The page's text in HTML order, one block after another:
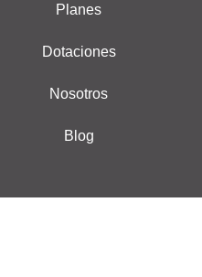
Planes
Dotaciones
Nosotros
Blog